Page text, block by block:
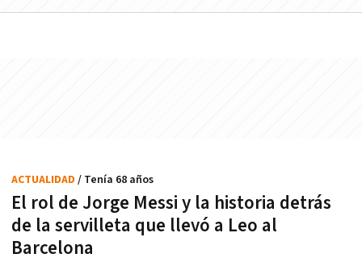
El rol de Jorge Messi y la historia detrás
de la servilleta que llevó a Leo al
Barcelona
ACTUALIDAD / Tenía 68 años